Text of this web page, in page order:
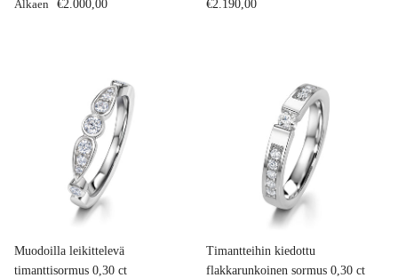
Normaalihinta
Alkaen €2.000,00
Normaalihinta
€2.190,00
Muodoilla leikittelevä
timanttisormus 0,30 ct
Timantteihin kiedottu
flakkarunkoinen sormus 0,30 ct